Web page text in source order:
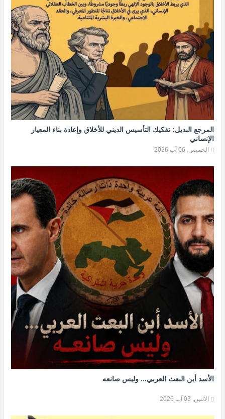
المرجع البديل: تفكيك التأسيس الديني للأخلاق وإعادة بناء المعيار
الإنساني
الخميس, 06 آب 2026
الأسد أبن البعث العربي... وليس صانعه
الاثنين, 03 آب 2026